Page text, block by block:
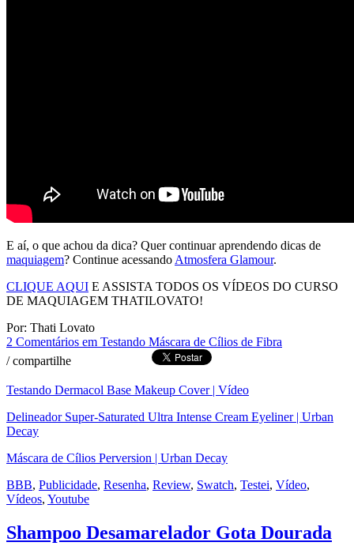
E aí, o que achou da dica? Quer continuar aprendendo dicas de
maquiagem? Continue acessando Atmosfera Glamour.
CLIQUE AQUI E ASSISTA TODOS OS VÍDEOS DO CURSO
DE MAQUIAGEM THATILOVATO!
Por: Thati Lovato
2 Comentários em Testando Máscara de Cílios de Fibra
/compartilhe
Testando Dermacol Base Makeup Cover | Vídeo
Delineador Super-Saturated Ultra Intense Cream Eyeliner | Urban
Decay
Máscara de Cílios Perversion | Urban Decay
BBB, Publicidade, Resenha, Review, Swatch, Testei, Vídeo,
Vídeos, Youtube
Shampoo Desamarelador Gota Dourada